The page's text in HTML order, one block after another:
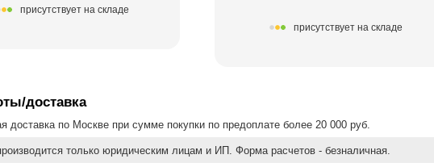
присутствует на складе
присутствует на складе
доставка
доставка по Москве при сумме покупки по предоплате более 20 000 руб.
только юридическим лицам и ИП. Форма расчетов - безналичная.